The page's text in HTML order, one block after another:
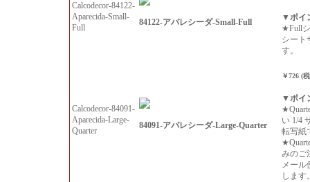
Calcodecor-84122-
Aparecida-Small-
Full
84122-アパレシーダ-Small-Full
▼ポイ
★Full
シート
す。
Calcodecor-84091-
Aparecida-Large-
Quarter
84091-アパレシーダ-Large-Quarter
￥726 (
▼ポイ
い 1/4
転写紙
みのご
メール
します